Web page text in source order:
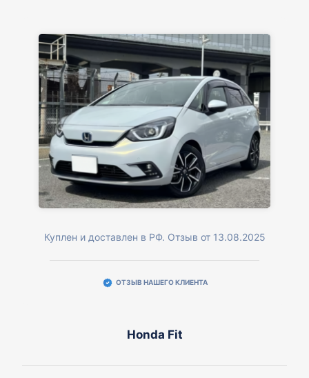
Куплен и доставлен в РФ. Отзыв от 13.08.2025
ОТЗЫВ НАШЕГО КЛИЕНТА
Honda Fit